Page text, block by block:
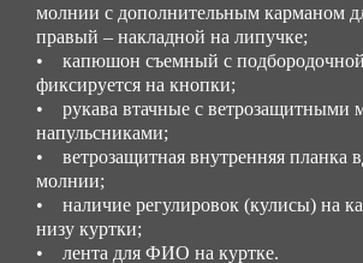
молнии с дополнительным карманом
правый – накладной на липучке;
• капюшон съемный с подбородочной
фиксируется на кнопки;
• рукава втачные с ветрозащитными
напульсниками;
• ветрозащитная внутренняя планка
молнии;
• наличие регулировок (кулисы) на
низу куртки;
• лента для ФИО на куртке.